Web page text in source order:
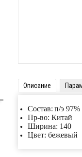
Описание
Состав: п/э 97%
Пр-во: Китай
Ширина: 140
Цвет: бежевый